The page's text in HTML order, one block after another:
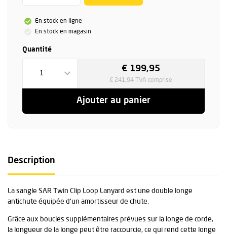
En stock en ligne
En stock en magasin
Quantité
1
€ 199,95
€ 241,94 TVA comprise
Ajouter au panier
Description
La sangle SAR Twin Clip Loop Lanyard est une double longe
antichute équipée d'un amortisseur de chute.
Grâce aux boucles supplémentaires prévues sur la longe de corde,
la longueur de la longe peut être raccourcie, ce qui rend cette longe